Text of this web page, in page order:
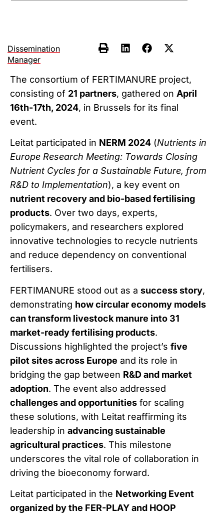
Dissemination
Manager
The consortium of FERTIMANURE project,
consisting of 21 partners, gathered on April
16th-17th, 2024, in Brussels for its final
event.
Leitat participated in NERM 2024 (Nutrients in
Europe Research Meeting: Towards Closing
Nutrient Cycles for a Sustainable Future, from
R&D to Implementation), a key event on
nutrient recovery and bio-based fertilising
products. Over two days, experts,
policymakers, and researchers explored
innovative technologies to recycle nutrients
and reduce dependency on conventional
fertilisers.
FERTIMANURE stood out as a success story,
demonstrating how circular economy models
can transform livestock manure into 31
market-ready fertilising products.
Discussions highlighted the project’s five
pilot sites across Europe and its role in
bridging the gap between R&D and market
adoption. The event also addressed
challenges and opportunities for scaling
these solutions, with Leitat reaffirming its
leadership in advancing sustainable
agricultural practices. This milestone
underscores the vital role of collaboration in
driving the bioeconomy forward.
Leitat participated in the Networking Event
organized by the FER-PLAY and HOOP